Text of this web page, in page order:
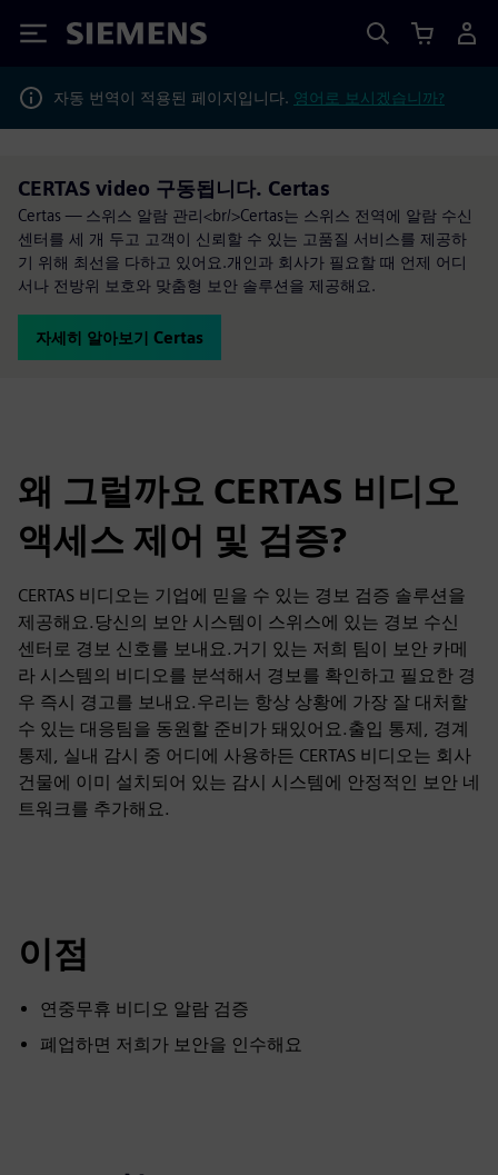
Siemens
자동 번역이 적용된 페이지입니다. 영어로 보시겠습니까?
CERTAS video 구동됩니다. Certas
Certas — 스위스 알람 관리<br/>Certas는 스위스 전역에 알람 수신
센터를 세 개 두고 고객이 신뢰할 수 있는 고품질 서비스를 제공하
기 위해 최선을 다하고 있어요.개인과 회사가 필요할 때 언제 어디
서나 전방위 보호와 맞춤형 보안 솔루션을 제공해요.
자세히 알아보기 Certas
왜 그럴까요 CERTAS 비디오
액세스 제어 및 검증?
CERTAS 비디오는 기업에 믿을 수 있는 경보 검증 솔루션을
제공해요.당신의 보안 시스템이 스위스에 있는 경보 수신
센터로 경보 신호를 보내요.거기 있는 저희 팀이 보안 카메
라 시스템의 비디오를 분석해서 경보를 확인하고 필요한 경
우 즉시 경고를 보내요.우리는 항상 상황에 가장 잘 대처할
수 있는 대응팀을 동원할 준비가 돼있어요.출입 통제, 경계
통제, 실내 감시 중 어디에 사용하든 CERTAS 비디오는 회사
건물에 이미 설치되어 있는 감시 시스템에 안정적인 보안 네
트워크를 추가해요.
이점
연중무휴 비디오 알람 검증
폐업하면 저희가 보안을 인수해요